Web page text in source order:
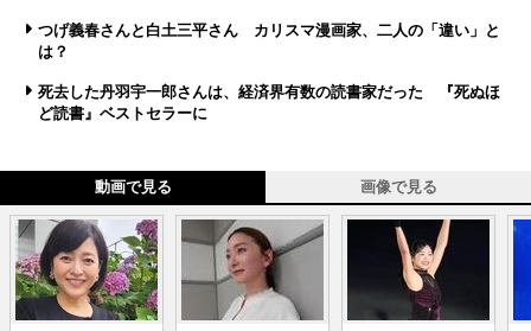
つげ義春さんと白土三平さん カリスマ漫画家、二人の「違い」と
は？
死去した丹羽宇一郎さんは、経済界有数の読書家だった 『死ぬほ
ど読書』ベストセラーに
動画で見る 画像で見る